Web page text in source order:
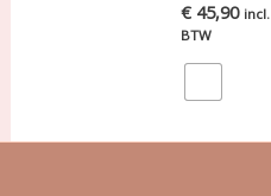
€45,90 incl.
BTW